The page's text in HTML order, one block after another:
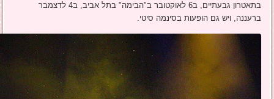
בתאטרון גבעתיים, ב6 לאוקטובר ב"הבימה" בתל אביב, ב4 לדצמבר
ברעננה, ויש גם הופעות בסינמה סיטי.